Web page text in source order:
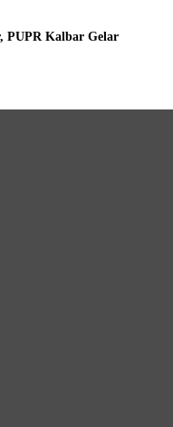
PUPR Kalbar Gelar